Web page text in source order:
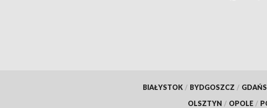
BIAŁYSTOK / BYDGOSZCZ /
OLSZTYN / OPOLE /